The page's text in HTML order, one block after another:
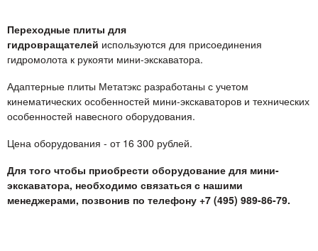
Переходные плиты для
гидровращателей используются для присоединения
гидромолота к рукояти мини-экскаватора.
Адаптерные плиты Метатэкс разработаны с учетом
кинематических особенностей мини-экскаваторов и технических
особенностей навесного оборудования.
Цена оборудования - от 16 300 рублей.
Для того чтобы приобрести оборудование для мини-
экскаватора, необходимо связаться с нашими
менеджерами, позвонив по телефону +7 (495) 989-86-79.